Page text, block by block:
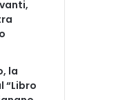
la
“Libro